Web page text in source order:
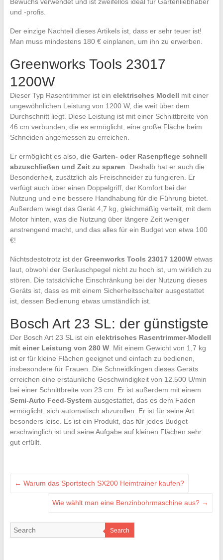
und -profis.
Der einzige Nachteil dieses Artikels ist, dass er sehr teuer ist!
Man muss mindestens 180 € einplanen, um ihn zu erwerben.
Greenworks Tools 23017
1200W
Dieser Typ Rasentrimmer ist ein elektrisches Modell mit einer
ungewöhnlichen Leistung von 1200 W, die weit über dem
Durchschnitt liegt. Diese Leistung ist mit einer Schnittbreite von
46 cm verbunden, die es ermöglicht, eine große Fläche beim
Schneiden angemessen zu erreichen.
Er ermöglicht es also, die Garten- oder Rasenpflege schnell
abzuschließen und Zeit zu sparen . Deshalb hat er auch die
Besonderheit, zusätzlich als Freischneider zu fungieren. Er
verfügt auch über einen Doppelgriff, der Komfort bei der
Nutzung und eine bessere Handhabung für die Führung bietet.
Außerdem wiegt das Gerät 4,7 kg, gleichmäßig verteilt, mit dem
Motor hinten, was die Nutzung über längere Zeit weniger
anstrengend macht, und das alles für ein Budget von etwa 100
€!
Nichtsdestotrotz ist der Greenworks Tools 23017 1200Wetwas
laut, obwohl der Geräuschpegel nicht zu hoch ist, um wirklich zu
stören. Die tatsächliche Einschränkung bei der Nutzung dieses
Geräts ist, dass es mit einem Sicherheitsschalter ausgestattet
ist, dessen Bedienung etwas umständlich ist.
Bosch Art 23 SL: der günstigste
Der Bosch Art 23 SL ist ein elektrisches Rasentrimmer-Modell
mit einer Leistung von 280 W. Mit einem Gewicht von 1,7 kg
ist er für kleine Flächen geeignet und einfach zu bedienen,
insbesondere für Frauen. Die Schneidklingen dieses Geräts
erreichen eine erstaunliche Geschwindigkeit von 12.500 U/min
bei einer Schnittbreite von 23 cm. Er ist außerdem mit einem
Semi-Auto Feed-Systemausgestattet, das es dem Faden
ermöglicht, sich automatisch abzurollen. Er ist für seine Art
besonders leise. Es ist ein Produkt, das für jedes Budget
erschwinglich ist und seine Aufgabe auf kleinen Flächen sehr
gut erfüllt.
← Warum das Sportstech SX200 Heimtrainer kaufen?
Wie wählt man eine Benzinbohrmaschine aus? →
Search